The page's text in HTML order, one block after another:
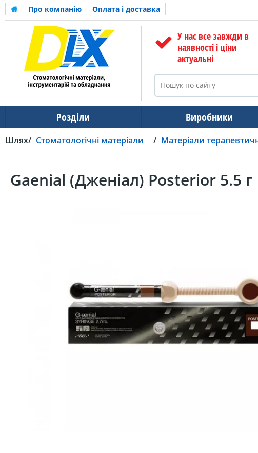
Про компанію Оплата і доставка
У нас все завжди в
наявності і ціни
актуальні
Розділи Виробники
Шлях Стоматологічні матеріали Матеріали
Gaenial (Дженіал) Posterior 5.5 г